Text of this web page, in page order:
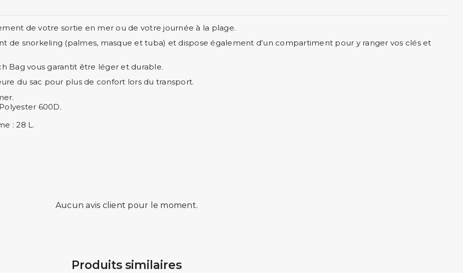
de votre sortie en mer ou de votre journée à la plage.
de snorkeling (palmes, masque et tuba) et dispose également d'un compartiment pour y ranger vos clés et
Bag vous garantit être léger et durable.
du sac pour plus de confort lors du transport.
600D.
: 28 L.
Aucun avis client pour le moment.
Produits similaires